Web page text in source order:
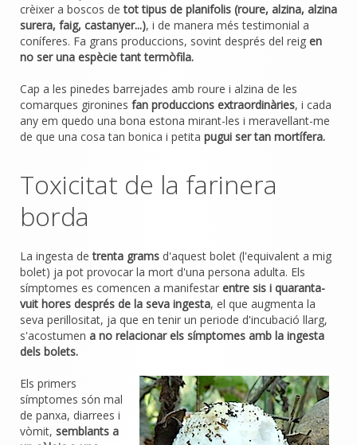
crèixer a boscos detot tipus de planifolis (roure, alzina, alzina
surera, faig, castanyer...), i de manera més testimonial a
coníferes. Fa grans produccions, sovint després del reig en
no ser una espècie tant termòfila.
Cap a les pinedes barrejades amb roure i alzina de les
comarques gironines fan produccions extraordinàries, i cada
any em quedo una bona estona mirant-les i meravellant-me
de que una cosa tan bonica i petita pugui ser tan mortífera.
Toxicitat de la farinera
borda
La ingesta de trenta grams d'aquest bolet (l'equivalent a mig
bolet) ja pot provocar la mort d'una persona adulta. Els
símptomes es comencen a manifestar entre sis i quaranta-
vuit hores després de la seva ingesta, el que augmenta la
seva perillositat, ja que en tenir un periode d'incubació llarg,
s'acostumen a no relacionar els símptomes amb la ingesta
dels bolets.
Els primers
símptomes són mal
de panxa, diarrees i
vòmit, semblants a